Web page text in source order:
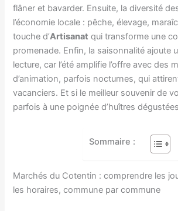
flâner et bavarder. Ensuite, la diversité
l’économie locale : pêche, élevage,
touche d’Artisanat qui transforme une
promenade. Enfin, la saisonnalité ajoute
lecture, car l’été amplifie l’offre avec des
d’animation, parfois nocturnes, qui
vacanciers. Et si le meilleur souvenir de
parfois à une poignée d’huîtres
Sommaire :
Marchés du Cotentin : comprendre les
les horaires, commune par commune